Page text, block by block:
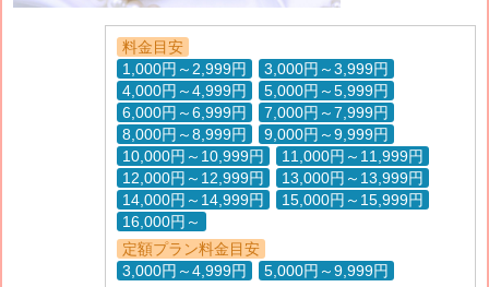
料金目安
1,000円～2,999円
3,000円～3,999円
4,000円～4,999円
5,000円～5,999円
6,000円～6,999円
7,000円～7,999円
8,000円～8,999円
9,000円～9,999円
10,000円～10,999円
11,000円～11,999円
12,000円～12,999円
13,000円～13,999円
14,000円～14,999円
15,000円～15,999円
16,000円～
定額プラン料金目安
3,000円～4,999円
5,000円～9,999円